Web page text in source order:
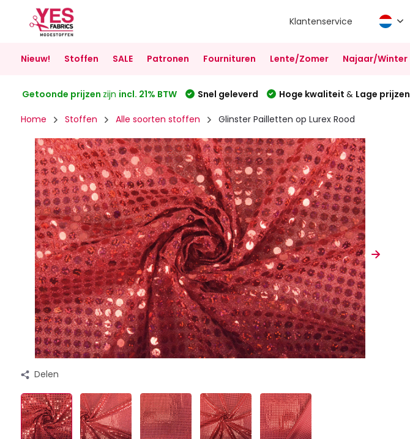
Klantenservice
Nieuw! Stoffen SALE Patronen Fournituren Lente/Zomer Najaar/Winter
Getoonde prijzen zijn incl. 21% BTW Snel geleverd Hoge kwaliteit & Lage prijzen
Home Stoffen Alle soorten stoffen Glinster Pailletten op Lurex Rood
Delen